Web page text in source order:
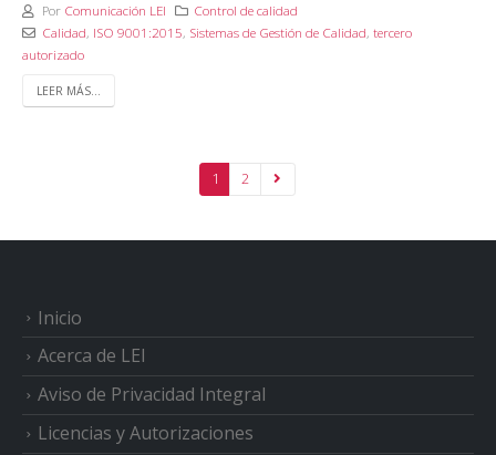
Por Comunicación LEI
Control de calidad
Calidad, ISO 9001:2015, Sistemas de Gestión de Calidad, tercero
autorizado
LEER MÁS...
1 2
Inicio
Acerca de LEI
Aviso de Privacidad Integral
Licencias y Autorizaciones